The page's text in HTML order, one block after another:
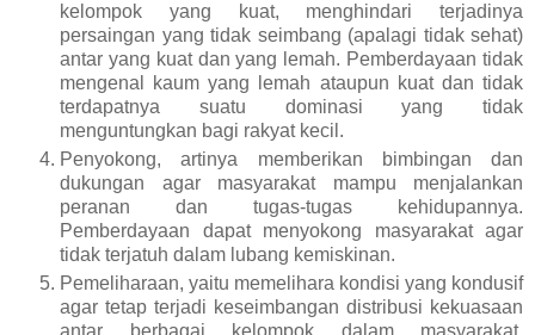
kelompok yang kuat, menghindari terjadinya
persaingan yang tidak seimbang (apalagi tidak sehat)
antar yang kuat dan yang lemah. Pemberdayaan tidak
mengenal kaum yang lemah ataupun kuat dan tidak
terdapatnya suatu dominasi yang tidak
menguntungkan bagi rakyat kecil.
Penyokong, artinya memberikan bimbingan dan
dukungan agar masyarakat mampu menjalankan
peranan dan tugas-tugas kehidupannya.
Pemberdayaan dapat menyokong masyarakat agar
tidak terjatuh dalam lubang kemiskinan.
Pemeliharaan, yaitu memelihara kondisi yang kondusif
agar tetap terjadi keseimbangan distribusi kekuasaan